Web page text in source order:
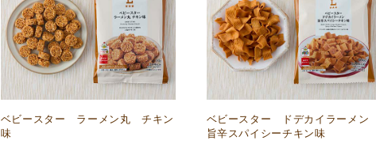
ベビースター ラーメン丸 チキン
味
ベビースター ドデカイラーメン
旨辛スパイシーチキン味